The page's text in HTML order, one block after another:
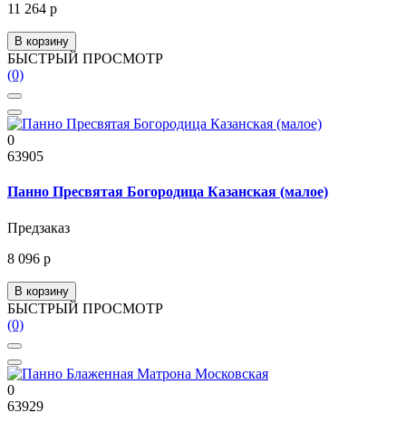
11 264 р
В корзину
БЫСТРЫЙ ПРОСМОТР
(0)
0
63905
Панно Пресвятая Богородица Казанская (малое)
Предзаказ
8 096 р
В корзину
БЫСТРЫЙ ПРОСМОТР
(0)
0
63929